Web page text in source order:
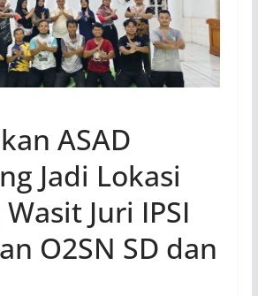
ASAD
Jadi Lokasi
Juri IPSI
O2SN SD dan